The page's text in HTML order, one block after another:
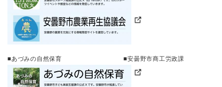
■あづみの自然保育 ■安曇野市商工労政課